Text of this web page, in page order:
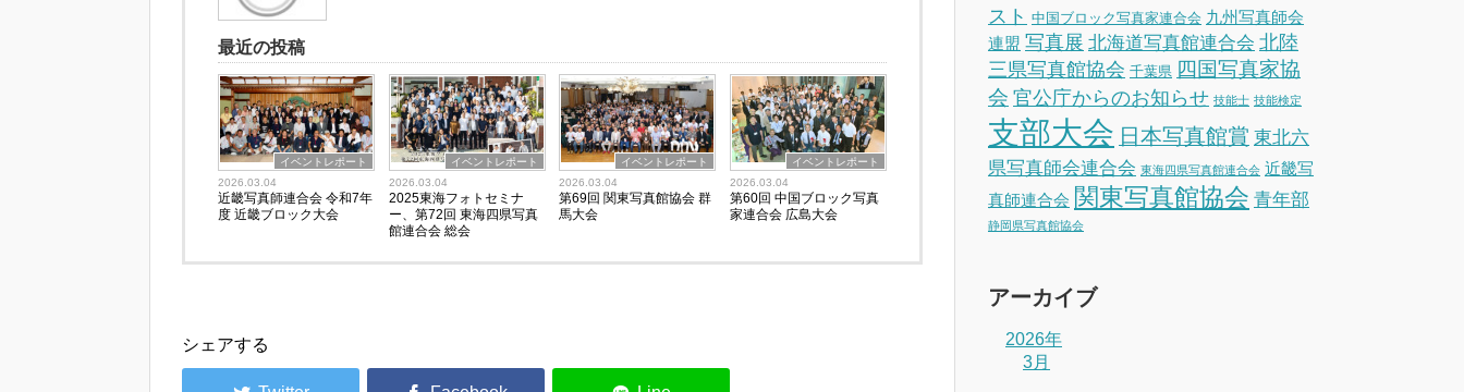
最近の投稿
イベントレポート
2026.03.04
近畿写真師連合会 令和7年
度 近畿ブロック大会
イベントレポート
2026.03.04
2025東海フォトセミナ
ー、第72回 東海四県写真
館連合会 総会
イベントレポート
2026.03.04
第69回 関東写真館協会 群
馬大会
イベントレポート
2026.03.04
第60回 中国ブロック写真
家連合会 広島大会
シェアする
スト 中国ブロック写真家連合会 九州写真師会
連盟 写真展 北海道写真館連合会 北陸
三県写真館協会 千葉県 四国写真家協
会 官公庁からのお知らせ 技能士 技能検定
支部大会 日本写真館賞 東北六
県写真師会連合会 東海四県写真館連合会 近畿写
真師連合会 関東写真館協会 青年部
静岡県写真館協会
アーカイブ
2026年
3月